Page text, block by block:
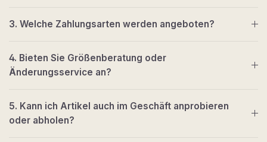
3. Welche Zahlungsarten werden angeboten?
4. Bieten Sie Größenberatung oder
Änderungsservice an?
5. Kann ich Artikel auch im Geschäft anprobieren
oder abholen?